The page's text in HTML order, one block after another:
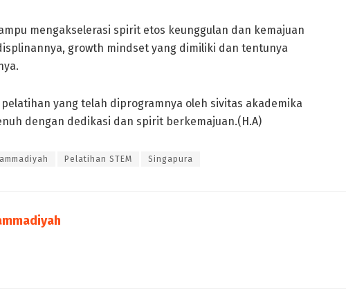
mengakselerasi spirit etos keunggulan dan kemajuan
growth mindset yang dimiliki dan tentunya
yang telah diprogramnya oleh sivitas akademika
dengan dedikasi dan spirit berkemajuan.(H.A)
Pelatihan STEM Singapura